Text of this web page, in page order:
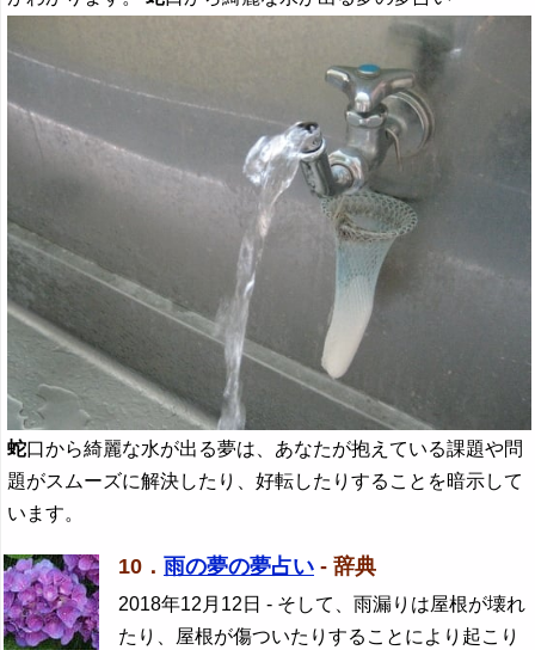
蛇口から綺麗な水が出る夢は、あなたが抱えている課題や問
題がスムーズに解決したり、好転したりすることを暗示して
います。
10． 雨の夢の夢占い - 辞典
2018年12月12日 - そして、雨漏りは屋根が壊れ
たり、屋根が傷ついたりすることにより起こり